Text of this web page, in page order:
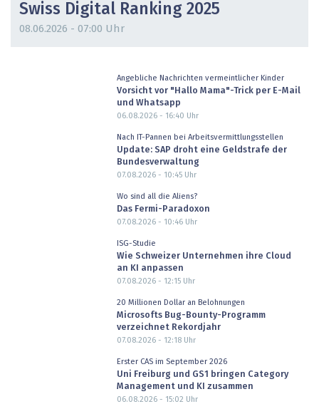
Swiss Digital Ranking 2025
08.06.2026 - 07:00 Uhr
Angebliche Nachrichten vermeintlicher Kinder
Vorsicht vor "Hallo Mama"-Trick per E-Mail
und Whatsapp
06.08.2026 - 16:40 Uhr
Nach IT-Pannen bei Arbeitsvermittlungsstellen
Update: SAP droht eine Geldstrafe der
Bundesverwaltung
07.08.2026 - 10:45Uhr
Wo sind all die Aliens?
Das Fermi-Paradoxon
07.08.2026 - 10:46Uhr
ISG-Studie
Wie Schweizer Unternehmen ihre Cloud
an KI anpassen
07.08.2026 - 12:15Uhr
20 Millionen Dollar an Belohnungen
Microsofts Bug-Bounty-Programm
verzeichnet Rekordjahr
07.08.2026 - 12:18Uhr
Erster CAS im September 2026
Uni Freiburg und GS1 bringen Category
Management und KI zusammen
06.08.2026 - 15:02 Uhr